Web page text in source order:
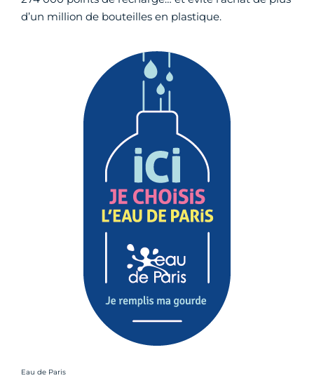
d’un million de bouteilles en plastique.
Crédit photo :
Eau de Paris